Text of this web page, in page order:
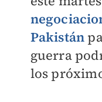
Pakistán
guerra
los